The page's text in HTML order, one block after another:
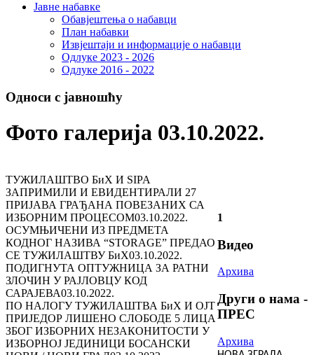
Јавне набавке
Обавјештења о набавци
План набавки
Извјештаји и информације о набавци
Одлуке 2023 - 2026
Одлуке 2016 - 2022
Односи с јавношћу
Фото галерија 03.10.2022.
ТУЖИЛАШТВО БиХ И SIPA
ЗАПРИМИЛИ И ЕВИДЕНТИРАЛИ 27
ПРИЈАВА ГРАЂАНА ПОВЕЗАНИХ СА
ИЗБОРНИМ ПРОЦЕСОМ03.10.2022.
ОСУМЊИЧЕНИ ИЗ ПРЕДМЕТА
КОДНОГ НАЗИВА “STORAGE” ПРЕДАО
СЕ ТУЖИЛАШТВУ БиХ03.10.2022.
ПОДИГНУТА ОПТУЖНИЦА ЗА РАТНИ
ЗЛОЧИН У РАЈЛОВЦУ КОД
САРАЈЕВА03.10.2022.
ПО НАЛОГУ ТУЖИЛАШТВА БиХ И ОЈТ
ПРИЈЕДОР ЛИШЕНО СЛОБОДЕ 5 ЛИЦА
ЗБОГ ИЗБОРНИХ НЕЗАКОНИТОСТИ У
ИЗБОРНОЈ ЈЕДИНИЦИ БОСАНСКИ
1
Видео
Архива
Други о нама -
ПРЕС
Архива